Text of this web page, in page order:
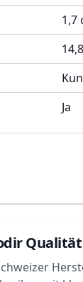
1,7
Ja
Qualität